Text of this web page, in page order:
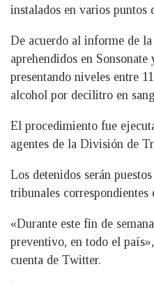
instalados en varios puntos
De acuerdo al informe de
aprehendidos en
presentando niveles entre
alcohol por decilitro en
El procedimiento fue
agentes de la División de
Los detenidos serán
tribunales correspondientes
«Durante este fin de
preventivo, en todo el
cuenta de Twitter.